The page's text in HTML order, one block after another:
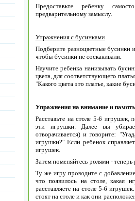
Предоставьте ребенку
предварительному замыслу.
Упражнения с бусинками
Подберите разноцветные бусинки
чтобы бусинки не соскакивали.
Научите ребенка нанизывать
цвета, для соответствующего
"Какого цвета это платье, какие
Упражнения на внимание и
Расставьте на столе 5-6 игрушек,
эти игрушки. Далее вы
отворачивается) и говорите:
игрушки?" Если ребенок
игрушек.
Затем поменяйтесь ролями -
Ту же игру проводите с
что появилось на столе, какая
расставляете на столе 5-6
стоят на столе и как они